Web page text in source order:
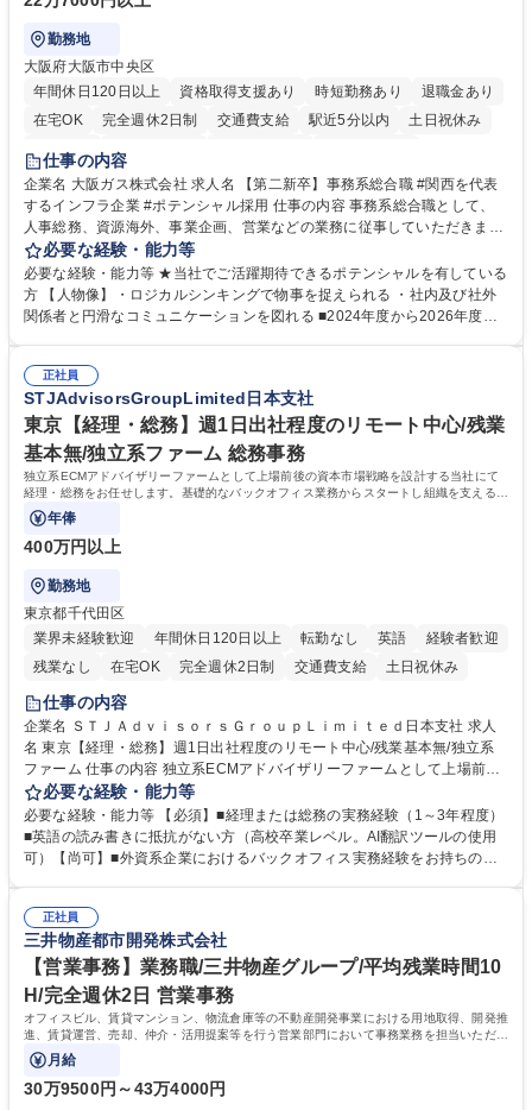
勤務地
大阪府大阪市中央区
年間休日120日以上
資格取得支援あり 時短勤務あり
退職金あり
在宅OK
完全週休2日制 交通費支給 駅近5分以内
土日祝休み
服装自由
第二新卒歓迎
仕事の内容
企業名 大阪ガス株式会社 求人名 【第二新卒】事務系総合職 #関西を代表
するインフラ企業 #ポテンシャル採用 仕事の内容 事務系総合職として、
人事総務、資源海外、事業企画、営業などの業務に従事していただきま
す。 【業務内容の一例】■所属事業部の勤労業務 ■海外に関係する各種業
務 ■営業部門の企画スタッフ、ルート営業 【キャリアパス】入社後の配属
ポジションで一定期間ご活躍頂いた後、本人の適性及び将来のキャリアを
鑑みてジョブローテーションを行います。 【育成】OJTでの現場育成や研
表するインフラ企業 #ポテンシャル採用
必要な経験・能力等
必要な経験・能力等 ★当社でご活躍期待できるポテンシャルを有している
方 【人物像】・ロジカルシンキングで物事を捉えられる ・社内及び社外
関係者と円滑なコミュニケーションを図れる ■2024年度から2026年度ま
72.html ■エネルギーセキュリティの不安定化や気候変動による自然災害の
甚大化など、これまで以上に社会課題解決の重要性が高まっています。
「未来の日常」の創造に向けて持続可能な社会の実現に貢献してまいりま
す。 学歴・資格 学歴：大学院 大学 語学力： 資格：
正社員
STJAdvisorsGroupLimited日本支社
東京【経理・総務】週1日出社程度のリモート中心/残業
基本無/独立系ファーム 総務事務
独立系ECMアドバイザリーファームとして上場前後の資本市場戦略を設計する当社にて
経理・総務をお任せします。基礎的なバックオフィス業務からスタートし組織を支える専
任担当として広く活躍できる環境です。
年俸
400万円以上
勤務地
東京都千代田区
業界未経験歓迎
年間休日120日以上 転勤なし 英語
経験者歓迎
残業なし
在宅OK 完全週休2日制 交通費支給 土日祝休み
仕事の内容
企業名 ＳＴＪＡｄｖｉｓｏｒｓＧｒｏｕｐＬｉｍｉｔｅｄ日本支社 求人
名 東京【経理・総務】週1日出社程度のリモート中心/残業基本無/独立系
ファーム 仕事の内容 独立系ECMアドバイザリーファームとして上場前後
の資本市場戦略を設計する当社にて経理・総務をお任せします。基礎的な
バックオフィス業務からスタートし組織を支える専任担当として広く活躍
できる環境です。 ■日常経理、月次および年次決算サポート業務 ■本国
（グローバル）との英文メール対応（AI翻訳ツール等を使用しての対応で
業務をお任せします。残業も基本的には発生せず、ご自身のペースで業務
を進めやすく定着率の高い環境です。 募集職種 東京【経理・総務】週1日
出社程度のリモート中心/残業基本無/独立系ファーム
必要な経験・能力等
必要な経験・能力等 【必須】■経理または総務の実務経験（1～3年程度）
■英語の読み書きに抵抗がない方（高校卒業レベル。AI翻訳ツールの使用
可）【尚可】■外資系企業におけるバックオフィス実務経験をお持ちの方
【働き方について】現在は週4日程度の在宅勤務を実施しており、ワーク
ライフバランスを重視する方に最適な環境です（フルリモートも面接で相
談可）。【求める人物像】幅広いバックオフィス業務に柔軟に対応でき、
社内外と円滑にコミュニケーションを取りながら業務を推進できる方 学
歴・資格 学歴：大学院 大学 高専 短大 専修学校 高校 語学力： 資格：
正社員
三井物産都市開発株式会社
【営業事務】業務職/三井物産グループ/平均残業時間10
H/完全週休2日 営業事務
オフィスビル、賃貸マンション、物流倉庫等の不動産開発事業における用地取得、開発推
進、賃貸運営、売却、仲介・活用提案等を行う営業部門において事務業務を担当いただき
ます。
月給
30万9500円～43万4000円